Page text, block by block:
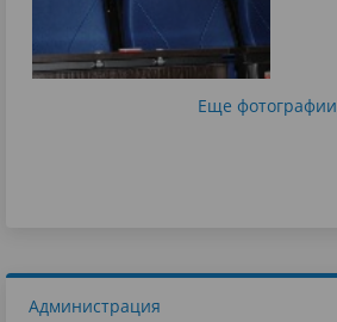
Еще фотографии
Администрация